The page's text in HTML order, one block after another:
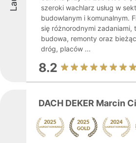
szeroki wachlarz usług w
budowlanym i komunalnym.
się różnorodnymi zadaniami,
budowa, remonty oraz
dróg, placów ...
8.2
DACH DEKER Marcin